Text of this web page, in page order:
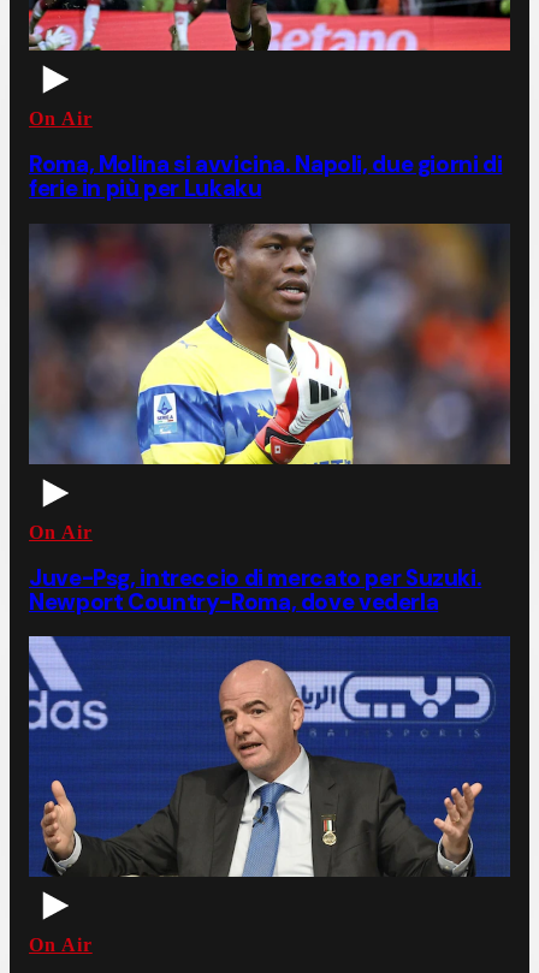
On Air
Roma, Molina si avvicina. Napoli, due giorni di
ferie in più per Lukaku
On Air
Juve-Psg, intreccio di mercato per Suzuki.
Newport Country-Roma, dove vederla
On Air